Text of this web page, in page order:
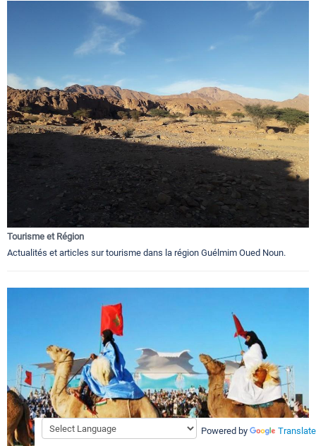
Tourisme et Région
Actualités et articles sur tourisme dans la région Guélmim Oued Noun.
Powered by Translate